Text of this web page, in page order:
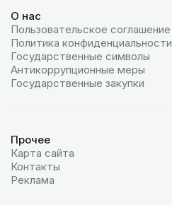
О нас
Пользовательское соглашение
Политика конфиденциальности
Государственные символы
Антикоррупционные меры
Государственные закупки
Прочее
Карта сайта
Контакты
Реклама